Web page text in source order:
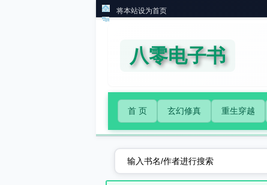
将本站设为首页
八零电子书
首 页 玄幻修真 重生穿越